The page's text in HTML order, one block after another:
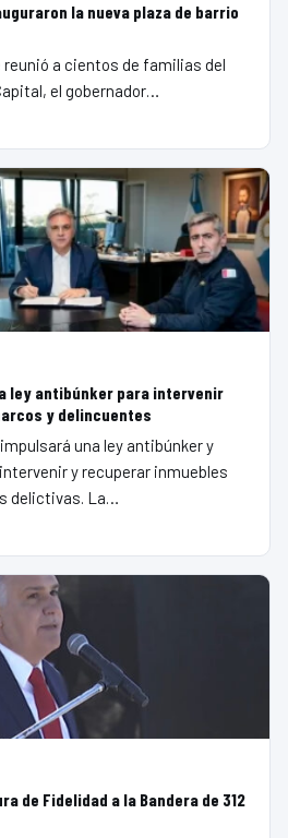
la nueva plaza de barrio
a cientos de familias del
el gobernador…
ley antibúnker para intervenir
y delincuentes
una ley antibúnker y
y recuperar inmuebles
delictivas. La…
de Fidelidad a la Bandera de 312